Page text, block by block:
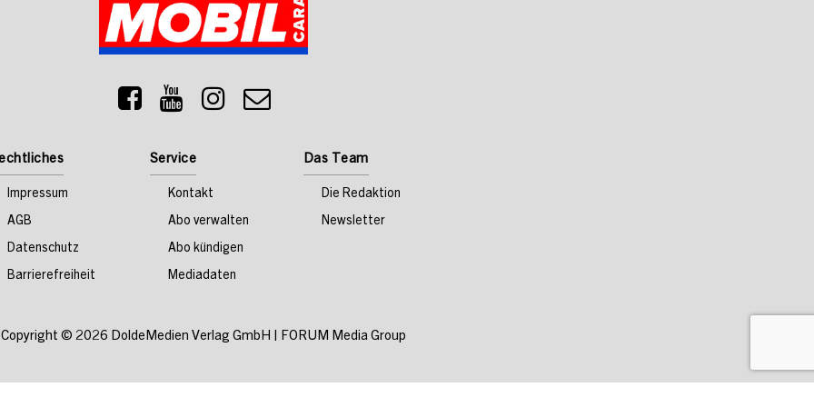
Impressum
AGB
Datenschutz
Barrierefreiheit
Service
Kontakt
Abo verwalten
Abo kündigen
Mediadaten
Das Team
Die Redaktion
Newsletter
Copyright © 2026 DoldeMedien Verlag GmbH FORUM Media Group